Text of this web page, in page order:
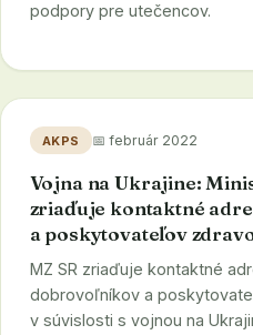
podpory pre utečencov.
AKPS 📅 február 2022
Vojna na Ukrajine:
zriaďuje kontaktné
a poskytovateľov
MZ SR zriaďuje kontaktné
dobrovoľníkov a
v súvislosti s vojnou na